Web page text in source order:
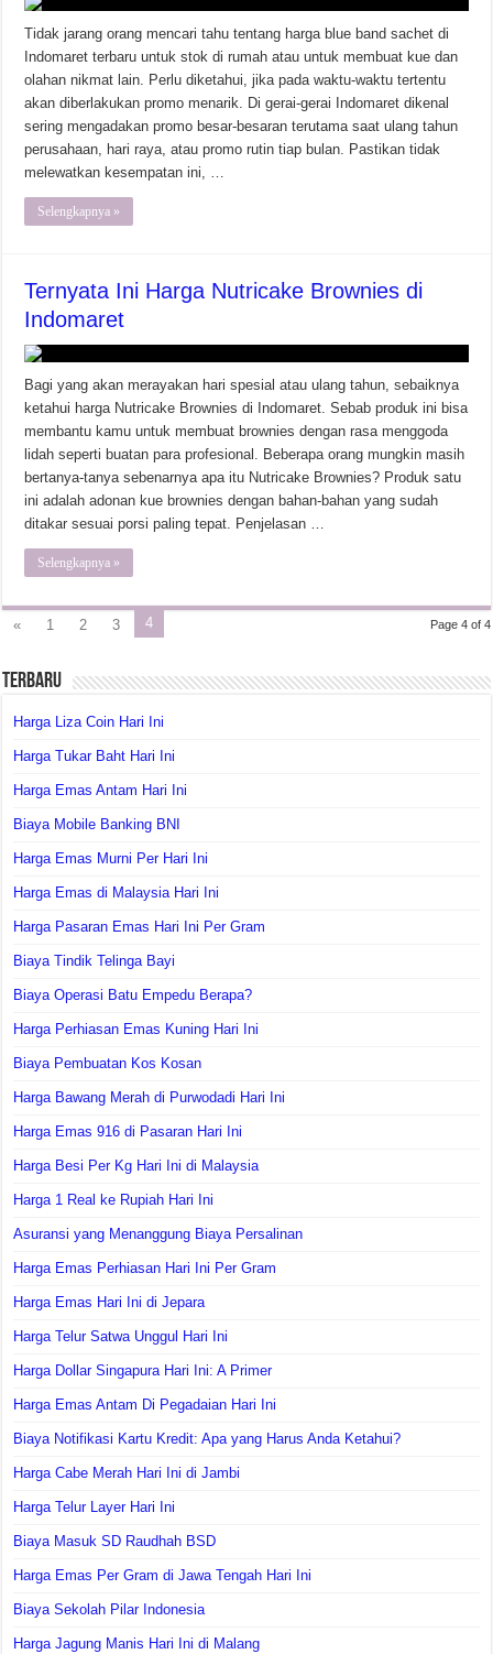
Tidak jarang orang mencari tahu tentang harga blue band sachet di
Indomaret terbaru untuk stok di rumah atau untuk membuat kue dan
olahan nikmat lain. Perlu diketahui, jika pada waktu-waktu tertentu
akan diberlakukan promo menarik. Di gerai-gerai Indomaret dikenal
sering mengadakan promo besar-besaran terutama saat ulang tahun
perusahaan, hari raya, atau promo rutin tiap bulan. Pastikan tidak
melewatkan kesempatan ini, …
Selengkapnya »
Ternyata Ini Harga Nutricake Brownies di
Indomaret
Bagi yang akan merayakan hari spesial atau ulang tahun, sebaiknya
ketahui harga Nutricake Brownies di Indomaret. Sebab produk ini bisa
membantu kamu untuk membuat brownies dengan rasa menggoda
lidah seperti buatan para profesional. Beberapa orang mungkin masih
bertanya-tanya sebenarnya apa itu Nutricake Brownies? Produk satu
ini adalah adonan kue brownies dengan bahan-bahan yang sudah
ditakar sesuai porsi paling tepat. Penjelasan …
Selengkapnya »
Page 4 of 4
« 1 2 3 4
Terbaru
Harga Liza Coin Hari Ini
Harga Tukar Baht Hari Ini
Harga Emas Antam Hari Ini
Biaya Mobile Banking BNI
Harga Emas Murni Per Hari Ini
Harga Emas di Malaysia Hari Ini
Harga Pasaran Emas Hari Ini Per Gram
Biaya Tindik Telinga Bayi
Biaya Operasi Batu Empedu Berapa?
Harga Perhiasan Emas Kuning Hari Ini
Biaya Pembuatan Kos Kosan
Harga Bawang Merah di Purwodadi Hari Ini
Harga Emas 916 di Pasaran Hari Ini
Harga Besi Per Kg Hari Ini di Malaysia
Harga 1 Real ke Rupiah Hari Ini
Asuransi yang Menanggung Biaya Persalinan
Harga Emas Perhiasan Hari Ini Per Gram
Harga Emas Hari Ini di Jepara
Harga Telur Satwa Unggul Hari Ini
Harga Dollar Singapura Hari Ini: A Primer
Harga Emas Antam Di Pegadaian Hari Ini
Biaya Notifikasi Kartu Kredit: Apa yang Harus Anda Ketahui?
Harga Cabe Merah Hari Ini di Jambi
Harga Telur Layer Hari Ini
Biaya Masuk SD Raudhah BSD
Harga Emas Per Gram di Jawa Tengah Hari Ini
Biaya Sekolah Pilar Indonesia
Harga Jagung Manis Hari Ini di Malang